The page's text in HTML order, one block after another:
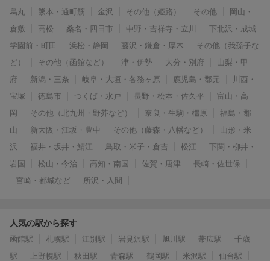
烏丸
熊本・通町筋 金沢 その他（姫路） その他
岡山・
倉敷
高松 桑名・四日市 中野・吉祥寺・立川
下北沢・成城
学園前・町田
浜松・静岡 藤沢・鎌倉・厚木
その他（我孫子な
ど）
その他（函館など） 津・伊勢 大分・別府
山梨・甲
府
新潟・三条 岐阜・大垣・各務ヶ原 鹿児島・郡元
川西・
宝塚
徳島市 つくば・水戸 長野・松本・佐久平
富山・高
岡
その他（北九州・野芥など） 奈良・生駒・橿原
福島・郡
山
新大阪・江坂・豊中 その他（藤森・八幡など）
山形・米
沢
福井・坂井・鯖江 鳥取・米子・倉吉 松江
下関・柳井・
岩国
松山・今治 高知・南国 佐賀・唐津
長崎・佐世保
宮崎・都城など
所沢・入間
人気の駅から探す
函館駅 札幌駅 江別駅 岩見沢駅 旭川駅 帯広駅
千歳
駅
上野幌駅 秋田駅 青森駅 鶴岡駅 米沢駅
仙台駅